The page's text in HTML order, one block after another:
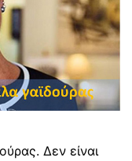
Δεν είναι